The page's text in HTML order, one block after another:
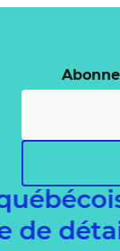
de